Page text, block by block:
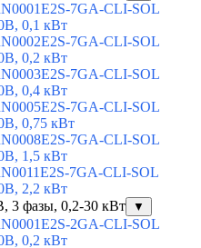
7GA-CLI-SOL
0,1 кВт
7GA-CLI-SOL
0,2 кВт
7GA-CLI-SOL
0,4 кВт
7GA-CLI-SOL
0,75 кВт
7GA-CLI-SOL
1,5 кВт
7GA-CLI-SOL
2,2 кВт
3 фазы, 0,2-30 кВт
▼
2GA-CLI-SOL
0,2 кВт